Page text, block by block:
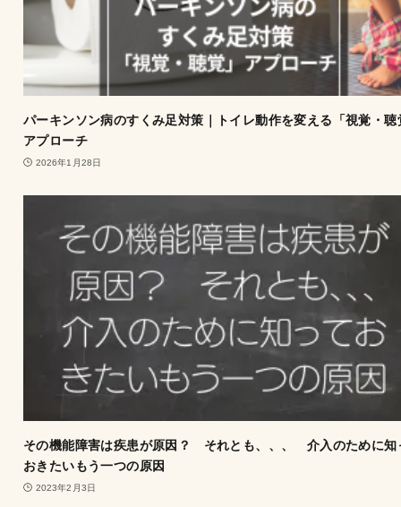
パーキンソン病のすくみ足対策｜トイレ動作を変える「視覚・聴
アプローチ
2026年1月28日
その機能障害は疾患が原因？ それとも、、、 介入のために知
おきたいもう一つの原因
2023年2月3日